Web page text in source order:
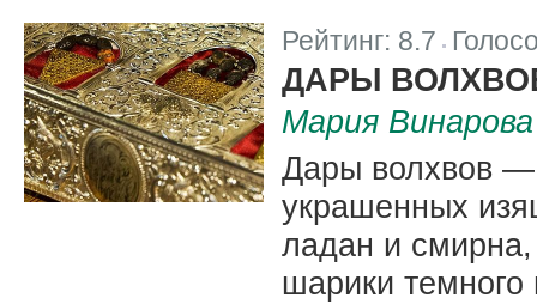
Рейтинг: 8.7
ДАРЫ
Мария Винарова
Дары волхвов —
украшенных
ладан и
шарики темного